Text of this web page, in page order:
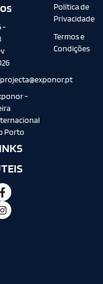
-
-
Porto
Política de
Privacidade
Termos e
Condições